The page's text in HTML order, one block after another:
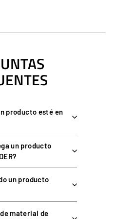
de hasta 30 kg en la cara del
6061, sin desgaste
Pro como ampliación
producto esté en
un producto
un producto
material de